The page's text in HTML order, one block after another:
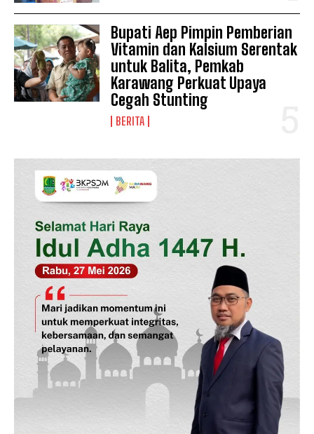
SUBSCRIBE NOW
Company
Disclaimer
Kontak Kami
Redaksi
Pedoman Media Siber
Tentang Kami
Indeks Berita
Bupati Aep Pimpin Pemberian
Vitamin dan Kalsium Serentak
untuk Balita, Pemkab
Karawang Perkuat Upaya
Cegah Stunting
BERITA